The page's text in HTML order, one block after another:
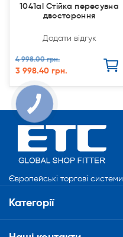
1041al Стійка пересувна
двостороння
Додати відгук
4 998.00 грн.
3 998.40 грн.
Європейські торгові системи
Категорії